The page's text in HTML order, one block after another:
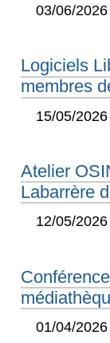
03/06/2026
Logiciels
membres
15/05/2026
Atelier
Labarrère
12/05/2026
01/04/2026